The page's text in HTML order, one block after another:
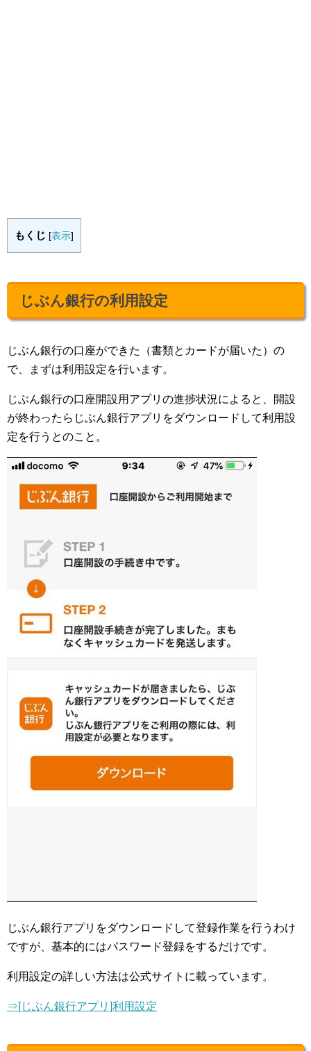
もくじ [表示]
じぶん銀行の利用設定
じぶん銀行の口座ができた（書類とカードが届いた）の
で、まずは利用設定を行います。
じぶん銀行の口座開設用アプリの進捗状況によると、開設
が終わったらじぶん銀行アプリをダウンロードして利用設
定を行うとのこと。
じぶん銀行アプリをダウンロードして登録作業を行うわけ
ですが、基本的にはパスワード登録をするだけです。
利用設定の詳しい方法は公式サイトに載っています。
⇒[じぶん銀行アプリ]利用設定